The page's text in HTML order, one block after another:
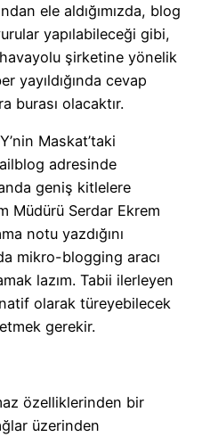
ele aldığımızda, blog
yapılabileceği gibi,
şirketine yönelik
yayıldığında cevap
burası olacaktır.
Maskat’taki
adresinde
geniş kitlelere
Müdürü Serdar Ekrem
notu yazdığını
mikro-blogging aracı
lazım. Tabii ilerleyen
olarak türeyebilecek
gerekir.
özelliklerinden bir
üzerinden